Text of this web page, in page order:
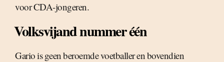
voor CDA-jongeren.
Volksvijand nummer één
Gario is geen beroemde voetballer en bovendien